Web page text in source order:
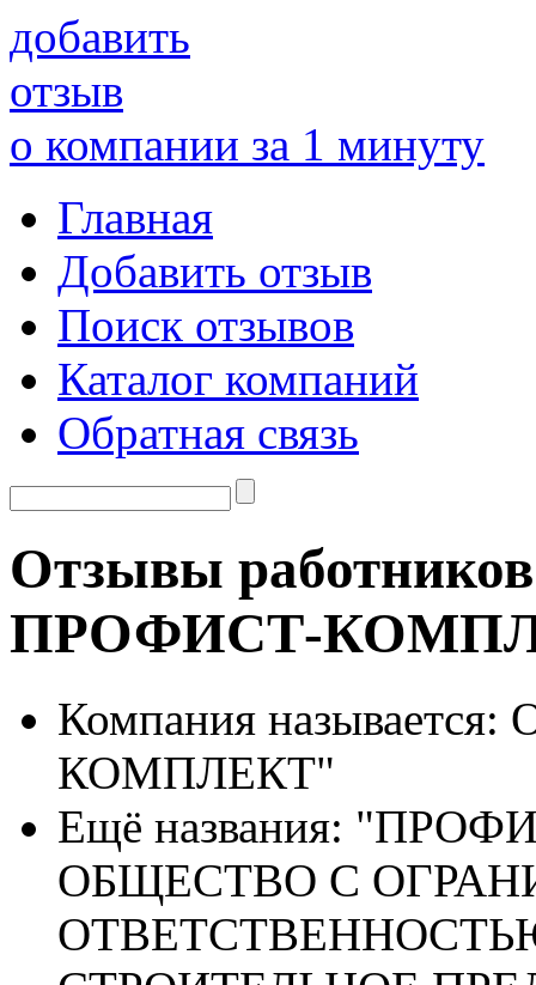
добавить
отзыв
о компании за 1 минуту
Главная
Добавить отзыв
Поиск отзывов
Каталог компаний
Обратная связь
Отзывы
ПРОФИСТ-
Компания называется:
КОМПЛЕКТ"
Ещё названия:
ОБЩЕСТВО С